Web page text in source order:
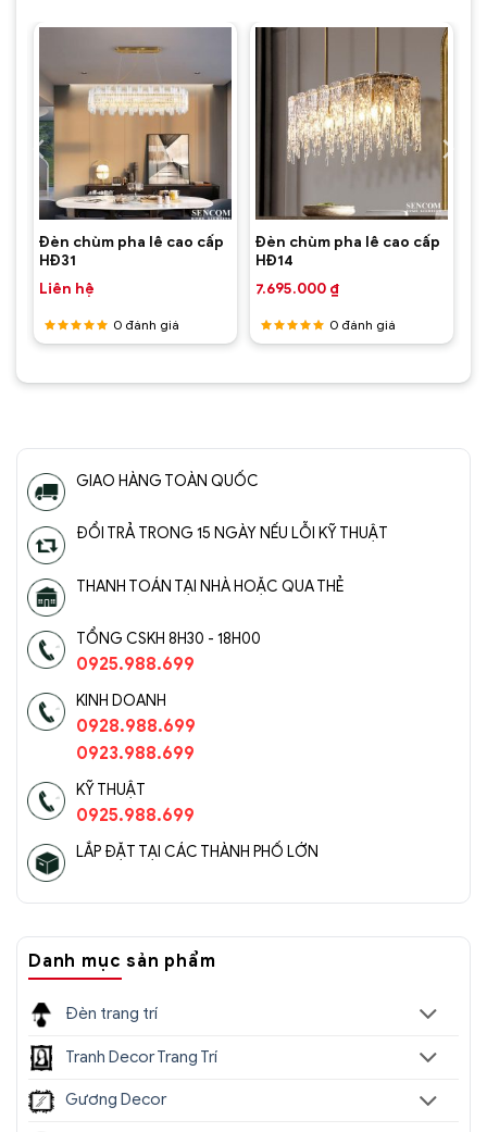
Đèn chùm Serips pha lê nhập khẩu SC067-
SR(2)
Đèn chùm Serips pha lê nhập khẩu SC067-
SR(3)
Đèn chùm pha lê cao cấp
HĐ31
Liên hệ
Được
55 sao
0 đánh giá
Đèn chùm pha lê cao cấp
HĐ14
7.695.000 ₫
Được
55 sao
0 đánh giá
GIAO HÀNG TOÀN QUỐC
ĐỔI TRẢ TRONG 15 NGÀY NẾU LỖI KỸ THUẬT
THANH TOÁN TẠI NHÀ HOẶC QUA THẺ
TỔNG CSKH 8H30 - 18H00
0925.988.699
KINH DOANH
0928.988.699
0923.988.699
KỸ THUẬT
0925.988.699
LẮP ĐẶT TẠI CÁC THÀNH PHỐ LỚN
Danh mục sản phẩm
Đèn trang trí
Tranh Decor Trang Trí
Gương Decor